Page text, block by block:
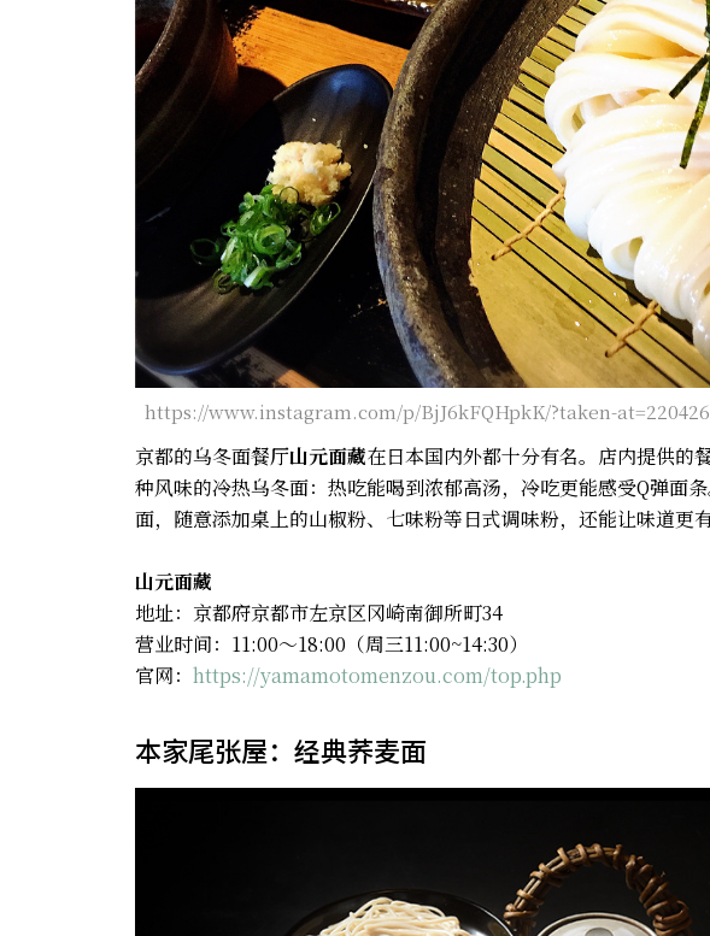
https://www.instagram.com/p/BjJ6kFQHpkK/?taken-
京都的乌冬面餐厅山元面藏在日本国内外都十分有名。店内提供的
种风味的冷热乌冬面：热吃能喝到浓郁高汤，冷吃更能感受Q弹面
面，随意添加桌上的山椒粉、七味粉等日式调味粉，还能让味道更有
山元面藏
地址：京都府京都市左京区冈崎南御所町34
营业时间：11:00～18:00（周三11:00~14:30）
官网： https://yamamotomenzou.com/top.php
本家尾张屋：经典荞麦面